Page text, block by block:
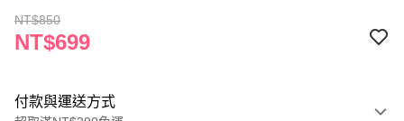
NT$850
NT$699
付款與運送方式